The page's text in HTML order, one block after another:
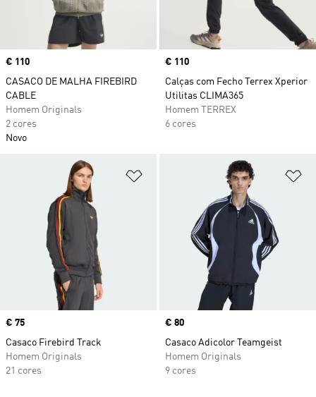
Price
€ 110
CASACO DE MALHA FIREBIRD
CABLE
Homem Originals
2 cores
Novo
Price
€ 110
Calças com Fecho Terrex Xperior
Utilitas CLIMA365
Homem TERREX
6 cores
Adicionar à Lista de Desejos
Price
€ 75
Casaco Firebird Track
Homem Originals
21 cores
Price
€ 80
Casaco Adicolor Teamgeist
Homem Originals
9 cores